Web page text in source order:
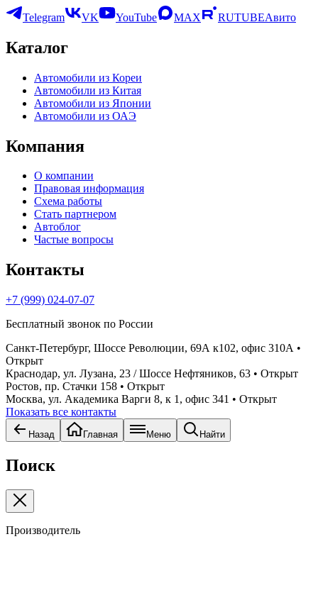
Telegram VK YouTube MAX RUTUBEАвито
Каталог
Автомобили из Кореи
Автомобили из Китая
Автомобили из Японии
Автомобили из ОАЭ
Компания
О компании
Правовая информация
Схема работы
Стать партнером
Автоблог
Частые вопросы
Контакты
+7 (999) 024-07-07
Бесплатный звонок по России
Санкт-Петербург, Шоссе Революции, 69А к102, офис 310А •
Открыт
Краснодар, ул. Лузана, 23 / Шоссе Нефтяников, 63 • Открыт
Ростов, пр. Стачки 158 • Открыт
Москва, ул. Академика Варги 8, к 1, офис 341 • Открыт
Показать все контакты
Назад Главная Меню Найти
Поиск
Производитель